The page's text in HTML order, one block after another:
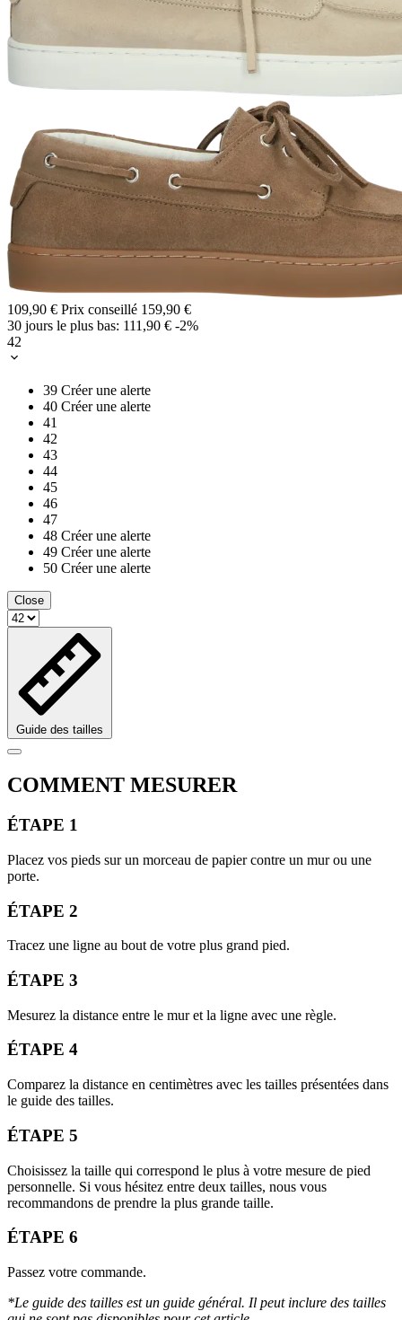
109,90 € Prix conseillé 159,90 €
30 jours le plus bas: 111,90 € -2%
42
39 Créer une alerte
40 Créer une alerte
41
42
43
44
45
46
47
48 Créer une alerte
49 Créer une alerte
50 Créer une alerte
Close
Guide des tailles
COMMENT MESURER
ÉTAPE 1
Placez vos pieds sur un morceau de papier contre un mur ou une
porte.
ÉTAPE 2
Tracez une ligne au bout de votre plus grand pied.
ÉTAPE 3
Mesurez la distance entre le mur et la ligne avec une règle.
ÉTAPE 4
Comparez la distance en centimètres avec les tailles présentées dans
le guide des tailles.
ÉTAPE 5
Choisissez la taille qui correspond le plus à votre mesure de pied
personnelle. Si vous hésitez entre deux tailles, nous vous
recommandons de prendre la plus grande taille.
ÉTAPE 6
Passez votre commande.
*Le guide des tailles est un guide général. Il peut inclure des tailles